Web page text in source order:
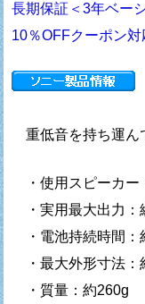
長期保証＜3年ベー
10％OFFクーポン対
重低音を持ち運ん
・使用スピーカー
・実用最大出力：
・電池持続時間：
・最大外形寸法：
・質量：約260g